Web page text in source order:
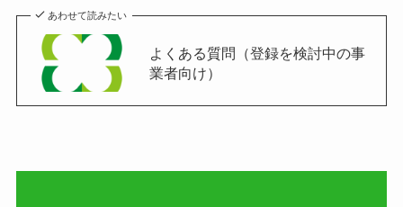
あわせて読みたい
よくある質問（登録を検討中の事
業者向け）